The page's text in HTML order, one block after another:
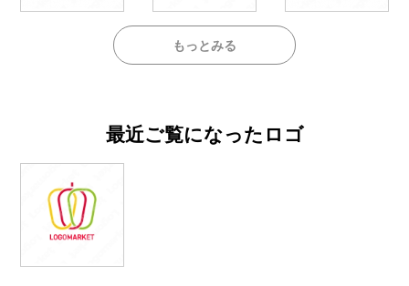
もっとみる
最近ご覧になったロゴ